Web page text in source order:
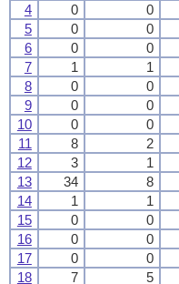
4
0 0
5
0 0
6
0 0
7
1 1
8
0 0
9
0 0
10
0 0
11
8 2
12
3 1
13
34 8
14
1 1
15
0 0
16
0 0
17
0 0
18
7 5
4
0 0
5
0 0
6
0 0
7
1 1
8
0 0
9
0 0
10
0 0
11
8 2
12
3 1
13
34 8
14
1 1
15
0 0
16
0 0
17
0 0
18
7 5
4
0 0
5
0 0
6
0 0
7
1 1
8
0 0
9
0 0
10
0 0
11
8 2
12
3 1
13
34 8
14
1 1
15
0 0
16
0 0
17
0 0
18
7 5
4
0 0
5
0 0
6
0 0
7
1 1
8
0 0
9
0 0
10
0 0
11
8 2
12
3 1
13
34 8
14
1 1
15
0 0
16
0 0
17
0 0
18
7 5